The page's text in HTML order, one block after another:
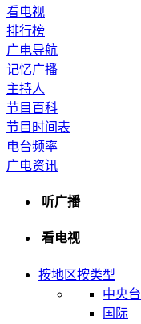
看电视
排行榜
广电导航
记忆广播
主持人
节目百科
节目时间表
电台频率
广电资讯
听广播
看电视
按地区按类型
中央台
国际